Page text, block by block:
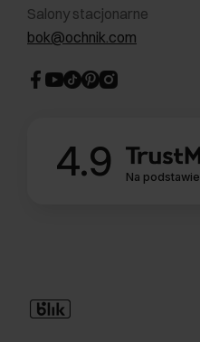
Salony stacjonarne
bok@ochnik.com
4.9 Na podstawie